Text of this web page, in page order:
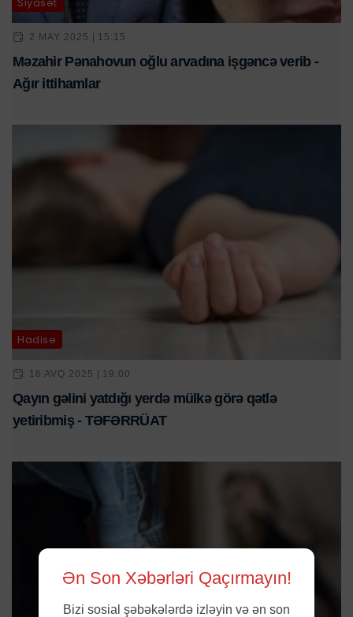
2 MAY 2025 | 15:15
Məzahir Pənahovun oğlu arvadına işgəncə verib -
Ağır ittihamlar
Hadisə
16 AVQ 2025 | 19:00
Qayın gəlini yatdığı yerdə mülkə görə qətlə
yetiribmiş - TƏFƏRRÜAT
Ən Son Xəbərləri Qaçırmayın!
Bizi sosial şəbəkələrdə izləyin və ən son